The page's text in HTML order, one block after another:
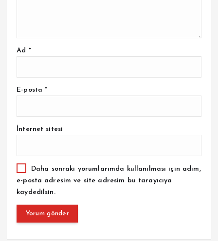
Ad *
E-posta*
İnternet sitesi
Daha sonraki yorumlarımda kullanılması için adım,
e-posta adresim ve site adresim bu tarayıcıya
kaydedilsin.